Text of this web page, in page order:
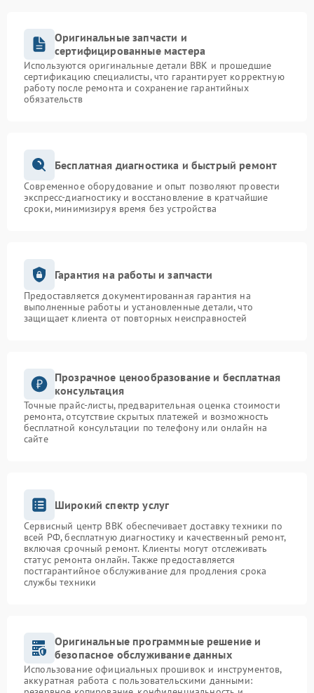
Оригинальные запчасти и
сертифицированные мастера
Используются оригинальные детали BBK и прошедшие
сертификацию специалисты, что гарантирует корректную
работу после ремонта и сохранение гарантийных
обязательств
Бесплатная диагностика и быстрый ремонт
Современное оборудование и опыт позволяют провести
экспресс-диагностику и восстановление в кратчайшие
сроки, минимизируя время без устройства
Гарантия на работы и запчасти
Предоставляется документированная гарантия на
выполненные работы и установленные детали, что
защищает клиента от повторных неисправностей
Прозрачное ценообразование и бесплатная
консультация
Точные прайс-листы, предварительная оценка стоимости
ремонта, отсутствие скрытых платежей и возможность
бесплатной консультации по телефону или онлайн на
сайте
Широкий спектр услуг
Сервисный центр BBK обеспечивает доставку техники по
всей РФ, бесплатную диагностику и качественный ремонт,
включая срочный ремонт. Клиенты могут отслеживать
статус ремонта онлайн. Также предоставляется
постгарантийное обслуживание для продления срока
службы техники
Оригинальные программные решение и
безопасное обслуживание данных
Использование официальных прошивок и инструментов,
аккуратная работа с пользовательскими данными: